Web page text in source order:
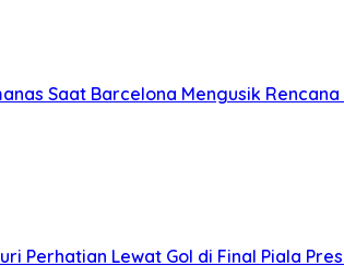
Saat Barcelona Mengusik
Perhatian Lewat Gol di Final Piala